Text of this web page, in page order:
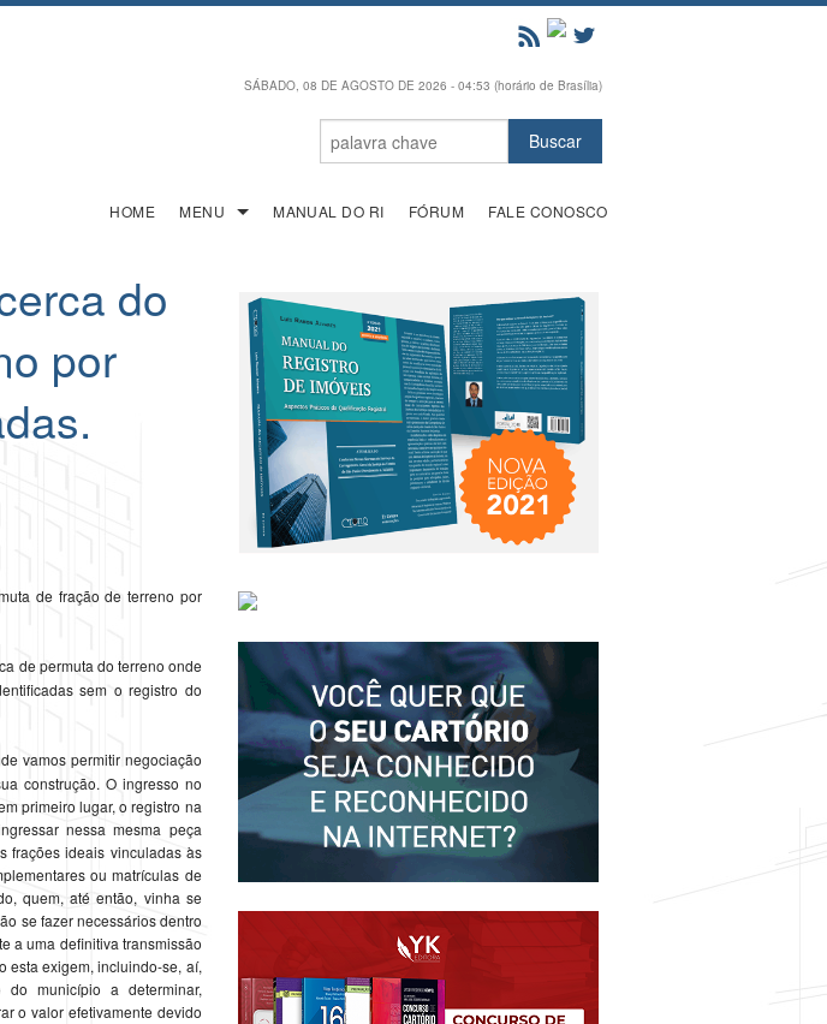
SÁBADO, 08 DE AGOSTO DE 2026 - 04:53 (horário de Brasília)
HOME MENU MANUAL DO RI FÓRUM FALE CONOSCO
do
por
de fração de terreno por
de permuta do terreno onde
sem o registro do
vamos permitir negociação
construção. O ingresso no
primeiro lugar, o registro na
nessa mesma peça
frações ideais vinculadas às
ou matrículas de
quem, até então, vinha se
se fazer necessários dentro
a uma definitiva transmissão
esta exigem, incluindo-se, aí,
município a determinar,
o valor efetivamente devido